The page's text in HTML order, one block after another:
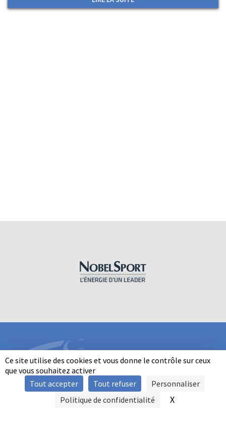
Ce site utilise des cookies et vous donne le contrôle sur ceux
que vous souhaitez activer
Tout accepter
Tout refuser
Personnaliser
Politique de confidentialité
X
INFORMATIONS
SIGNALER UNE VIOLENCE